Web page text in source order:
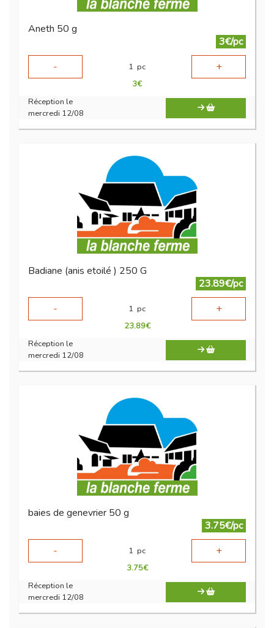
Aneth 50 g
3€/pc
-
1 pc +
3€
Réception le
mercredi 12/08
Badiane (anis etoilé ) 250 G
23.89€/pc
-
1 pc +
23.89€
Réception le
mercredi 12/08
baies de genevrier 50 g
3.75€/pc
-
1 pc +
3.75€
Réception le
mercredi 12/08